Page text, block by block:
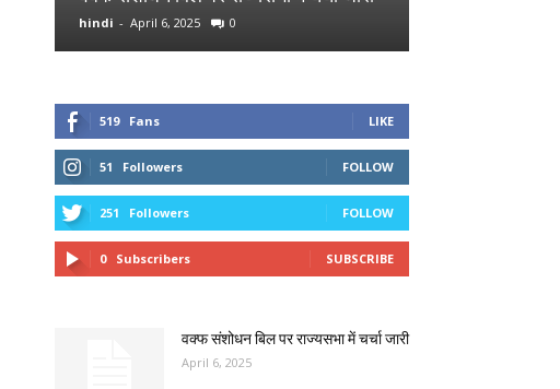
hindi - April 6, 2025 0
519 Fans LIKE
51 Followers FOLLOW
251 Followers FOLLOW
0 Subscribers SUBSCRIBE
वक्फ संशोधन बिल पर राज्यसभा में चर्चा जारी
April 6, 2025